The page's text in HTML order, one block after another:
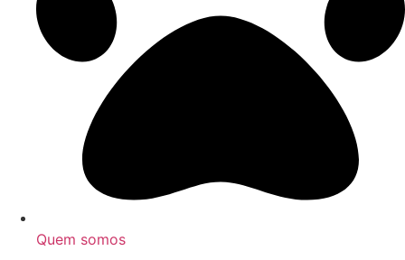
Quem somos